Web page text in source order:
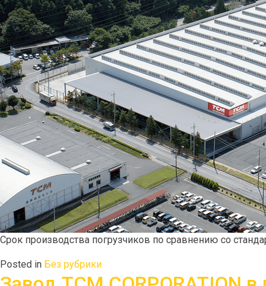
Срок производства погрузчиков по сравнению со
Posted in Без рубрики